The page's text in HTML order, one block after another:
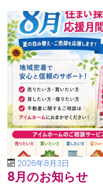
2026年8月3日
8月のお知らせ